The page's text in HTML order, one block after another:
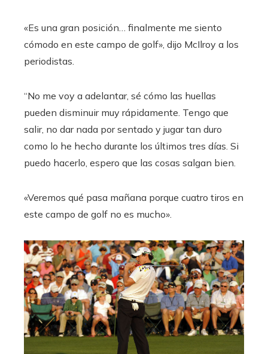
«Es una gran posición… finalmente me siento
cómodo en este campo de golf», dijo McIlroy a los
periodistas.
“No me voy a adelantar, sé cómo las huellas
pueden disminuir muy rápidamente. Tengo que
salir, no dar nada por sentado y jugar tan duro
como lo he hecho durante los últimos tres días. Si
puedo hacerlo, espero que las cosas salgan bien.
«Veremos qué pasa mañana porque cuatro tiros en
este campo de golf no es mucho».